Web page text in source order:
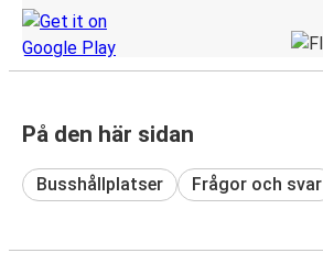
På den här sidan
Busshållplatser Frågor och svar